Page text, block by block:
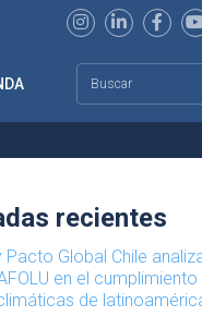
recientes
Pacto Global Chile
en el cumplimiento
de